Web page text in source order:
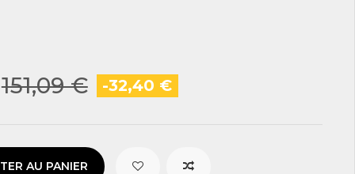
151,09 € -32,40 €
AU PANIER